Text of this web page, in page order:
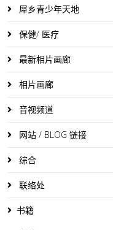
犀乡青少年天地
保健/ 医疗
最新相片画廊
相片画廊
音视频道
网站 / BLOG 链接
综合
联络处
书籍